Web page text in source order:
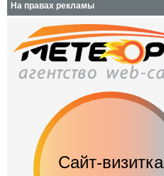
На правах рекламы
Сайт-визитка